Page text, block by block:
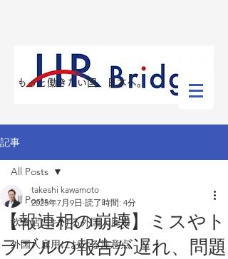
​もっと働きたい国、日本へ。
記事
All Posts
飲食店における外国人雇用
外国人雇用における注意点
All Posts
【報連相の崩壊】ミスやト
ラブルの報告が遅れ、問題
takeshi kawamoto
2025年7月9日 読了時間: 4分